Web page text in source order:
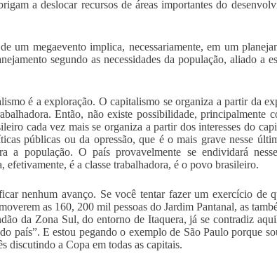
a deslocar recursos de áreas importantes do
um megaevento implica, necessariamente, em um
segundo as necessidades da população, aliado a
é a exploração. O capitalismo se organiza a partir da
Então, não existe possibilidade, principalmente
cada vez mais se organiza a partir dos interesses do
públicas ou da opressão, que é o mais grave nesse
a população. O país provavelmente se endividará
efetivamente, é a classe trabalhadora, é o povo brasileiro.
nenhum avanço. Se você tentar fazer um exercício de
as 160, 200 mil pessoas do Jardim Pantanal, as
da Zona Sul, do entorno de Itaquera, já se contradiz
país”. E estou pegando o exemplo de São Paulo porque
discutindo a Copa em todas as capitais.